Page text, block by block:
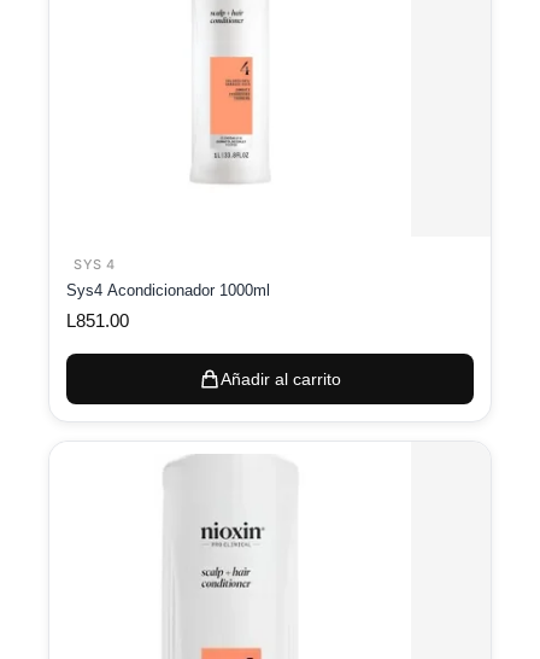
SYS 4
Sys4 Acondicionador 1000ml
L851.00
Añadir al carrito